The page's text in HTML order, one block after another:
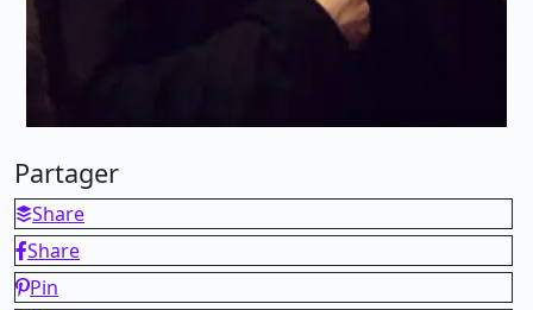
Partager
Share
Share
Pin